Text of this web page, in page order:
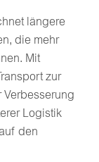
längere
die mehr
Mit
zur
Verbesserung
Logistik
den